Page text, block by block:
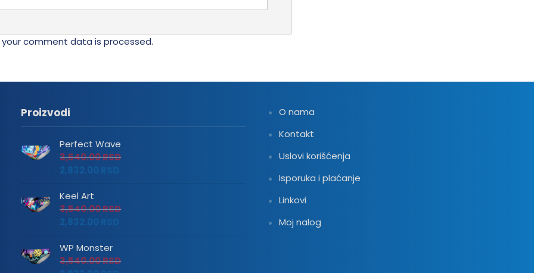
your comment data is processed.
Proizvodi
Perfect Wave
3,540.00RSD
2,832.00
Keel Art
3,540.00RSD
2,832.00
WP Monster
3,540.00RSD
O nama
Kontakt
Uslovi korišćenja
Isporuka i plaćanje
Linkovi
Moj nalog